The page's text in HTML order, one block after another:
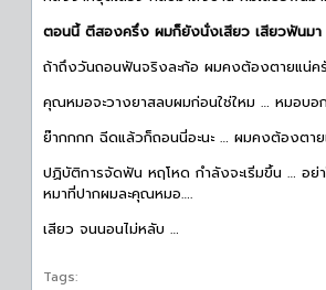
ตอนนี้ ตีสองครึ่ง ผมก็ยังนั่งเสียว เสียวฟันม
ถ้าถึงวันถอนฟันจริงละก้อ ผมคงต้องตายแน่
คุณหมอจะวางยาสลบผมก่อนใช่ใหม … หมอบอ
ย๊ากกกก ฉีดแล้วก็ถอนนี่อะนะ … ผมคงต้องตา
ปฏิบัติการจัดฟัน หฤโหด กำลังจะเริ่มขึ้น … อย่า
หมาที่ปากผมละคุณหมอ….
เสียว จนนอนไม่หลับ …
Tags: